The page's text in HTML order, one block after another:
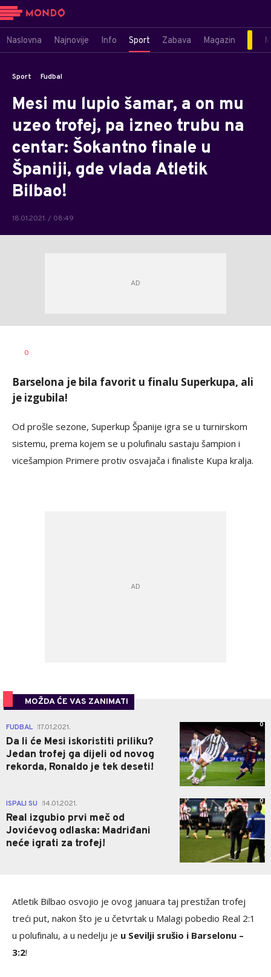
Naslovna Najnovije Info Sport Zabava Magazin
Sport Fudbal
Mesi mu lupio šamar, a on mu
uzeo trofej, pa izneo trubu na
centar: Šokantno finale u
Španiji, gde vlada Atletik
Bilbao!
18.01.2021. / 08:49
AUTOR
0
Barselona je bila favorit u finalu Superkupa, ali
je izgubila!
Od prošle sezone, Superkup Španije igra se u turnirskom
sistemu, prema kojem se u polufinalu sastaju šampion i
vicešampion Primere protiv osvajača i finaliste Kupa kralja.
MOŽDA ĆE VAS ZANIMATI
FUDBAL 17.01.2021.
Da li će Mesi iskoristiti priliku?
Jedan trofej ga dijeli od novog
rekorda, Ronaldo je tek deseti!
0
ISPALI SU 14.01.2021.
Real izgubio prvi meč od
Jovićevog odlaska: Madriđani
neće igrati za trofej!
0
Atletik Bilbao osvojio je ovog januara taj prestižan trofej
treći put, nakon što je u četvrtak u Malagi pobedio Real 2:1
u polufinalu, a u nedelju je u Sevilji srušio i Barselonu –
3:2!